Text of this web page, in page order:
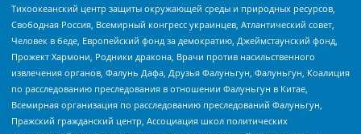
Тихоокеанский центр защиты окружающей среды и природных ресурсов,
Свободная Россия, Всемирный конгресс украинцев, Атлантический совет,
Человек в беде, Европейский фонд за демократию, Джеймстаунский фонд,
Прожект Хармони, Родники дракона, Врачи против насильственного
извлечения органов, Фалунь Дафа, Друзья Фалуньгун, Фалуньгун, Коалиция
по расследованию преследования в отношении Фалуньгун в Китае,
Всемирная организация по расследованию преследований Фалуньгун,
Пражский гражданский центр, Ассоциация школ политических